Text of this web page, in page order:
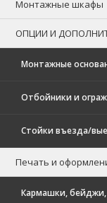
Монтажные шкафы
ОПЦИИ И
Монтажные
Отбойники и
Стойки въезда/
Печать и
Кармашки, бейджи,